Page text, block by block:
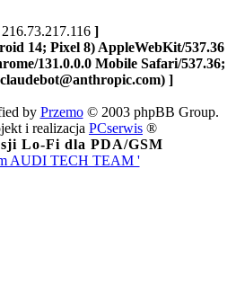
216.73.217.116 ]
14; Pixel 8) AppleWebKit/537.36
131.0.0.0 Mobile Safari/537.36;
]
by Przemo© 2003 phpBB Group.
i realizacja PCserwis ®
Lo-Fi dla PDA/GSM
AUDI TECH TEAM '